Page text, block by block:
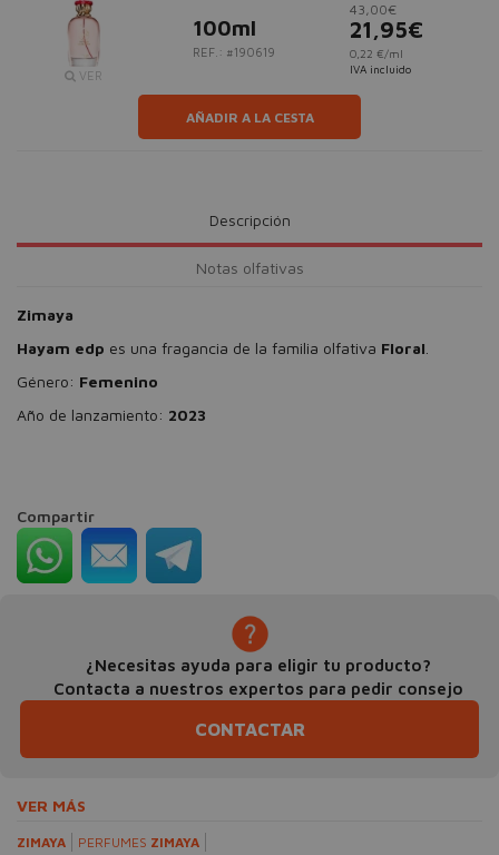
VER
100ml
REF.: #190619
43,00€
21,95€
0,22 €/ml
IVA incluido
AÑADIR A LA CESTA
Descripción
Notas olfativas
Zimaya
Hayam edp es una fragancia de la familia olfativa Floral
Género: Femenino
Año de lanzamiento: 2023
Compartir
¿Necesitas ayuda para eligir tu producto?
Contacta a nuestros expertos para pedir consejo
CONTACTAR
VER MÁS
ZIMAYA PERFUMES ZIMAYA